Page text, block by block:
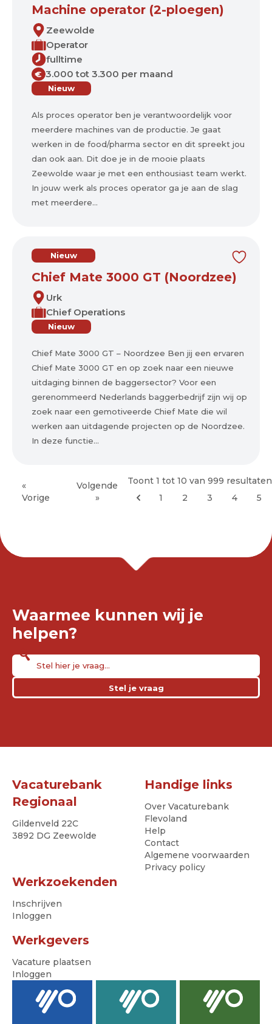
Machine operator (2-ploegen)
Zeewolde
Operator
fulltime
€ 3.000 tot 3.300 per maand
Nieuw
Als proces operator ben je verantwoordelijk voor
meerdere machines van de productie. Je gaat
werken in de food/pharma sector en dit spreekt jou
dan ook aan. Dit doe je in de mooie plaats
Zeewolde waar je met een enthousiast team werkt.
In jouw werk als proces operator ga je aan de slag
met meerdere...
Nieuw
Chief Mate 3000 GT (Noordzee)
Urk
Chief Operations
Nieuw
Chief Mate 3000 GT – Noordzee Ben jij een ervaren
Chief Mate 3000 GT en op zoek naar een nieuwe
uitdaging binnen de baggersector? Voor een
gerenommeerd Nederlands baggerbedrijf zijn wij op
zoek naar een gemotiveerde Chief Mate die wil
werken aan uitdagende projecten op de Noordzee.
In deze functie...
«
Vorige
Volgende
»
Toont 1 tot 10 van 999 resultaten
1
2 3 4 5
Waarmee kunnen wij je
helpen?
Stel je vraag
Vacaturebank
Regionaal
Gildenveld 22C
3892 DG Zeewolde
Handige links
Over Vacaturebank
Flevoland
Help
Contact
Algemene voorwaarden
Privacy policy
Werkzoekenden
Inschrijven
Inloggen
Werkgevers
Vacature plaatsen
Inloggen